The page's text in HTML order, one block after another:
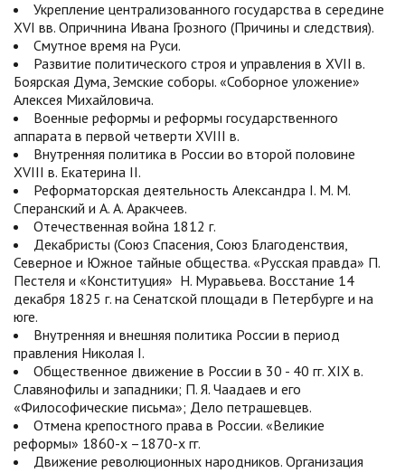
Укрепление централизованного государства в середине
XVI вв. Опричнина Ивана Грозного (Причины и следствия).
Смутное время на Руси.
Развитие политического строя и управления в XVII в.
Боярская Дума, Земские соборы. «Соборное уложение»
Алексея Михайловича.
Военные реформы и реформы государственного
аппарата в первой четверти XVIII в.
Внутренняя политика в России во второй половине
XVIII в. Екатерина II.
Реформаторская деятельность Александра I. М. М.
Сперанский и А. А. Аракчеев.
Отечественная война 1812 г.
Декабристы (Союз Спасения, Союз Благоденствия,
Северное и Южное тайные общества. «Русская правда» П.
Пестеля и «Конституция» Н. Муравьева. Восстание 14
декабря 1825 г. на Сенатской площади в Петербурге и на
юге.
Внутренняя и внешняя политика России в период
правления Николая I.
Общественное движение в России в 30 - 40 гг. XIX в.
Славянофилы и западники; П. Я. Чаадаев и его
«Философические письма»; Дело петрашевцев.
Отмена крепостного права в России. «Великие
реформы» 1860-х –1870-х гг.
Движение революционных народников. Организация